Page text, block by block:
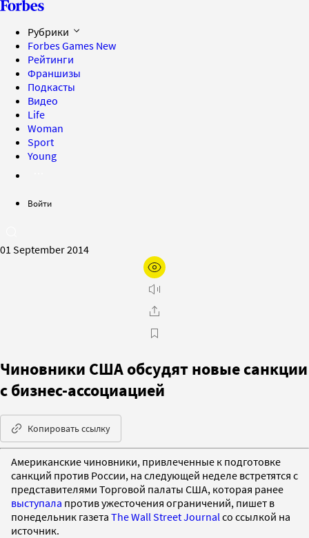
Рубрики
Forbes Games New
Рейтинги
Франшизы
Подкасты
Видео
Life
Woman
Sport
Young
Войти
01 September 2014
Чиновники США обсудят новые санкции
с бизнес-ассоциацией
Копировать ссылку
Американские чиновники, привлеченные к подготовке
санкций против России, на следующей неделе встретятся с
представителями Торговой палаты США, которая ранее
выступала против ужесточения ограничений, пишет в
понедельник газета The Wall Street Journal со ссылкой на
источник.